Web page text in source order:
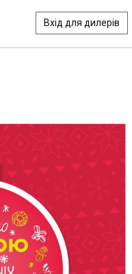
Вхід для дилерів